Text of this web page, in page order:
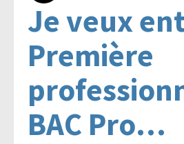
Je veux
Première
BAC Pro…